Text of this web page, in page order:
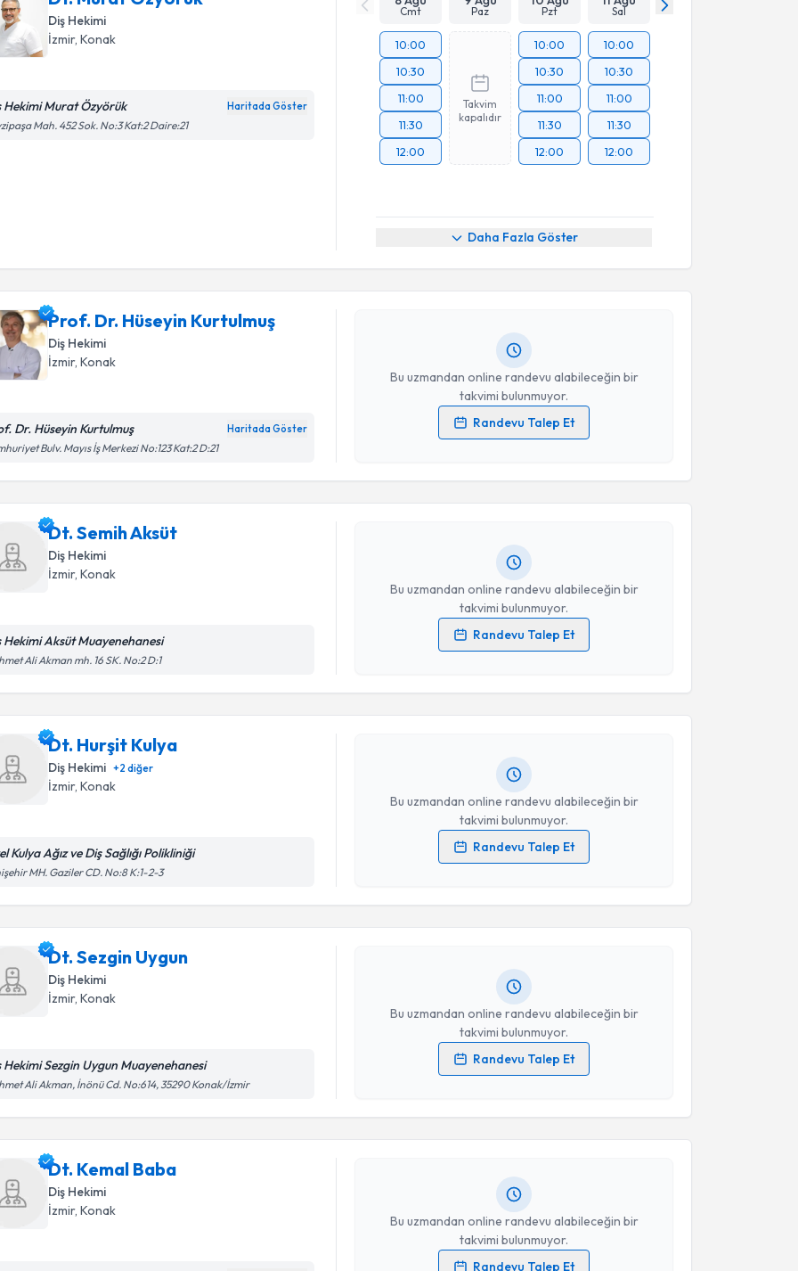
Diş Hekimi
İzmir, Konak
Hekimi Murat Özyörük Haritada Göster
Mah. 452 Sok. No:3 Kat:2 Daire:21
Cmt Paz Pzt Sal
10:00
10:30
11:00
11:30
12:00
Takvim
kapalıdır
10:00
10:30
11:00
11:30
12:00
10:00
10:30
11:00
11:30
12:00
Daha Fazla Göster
Prof. Dr. Hüseyin Kurtulmuş
Diş Hekimi
İzmir, Konak
Dr. Hüseyin Kurtulmuş Haritada Göster
Bulv. Mayıs İş Merkezi No:123 Kat:2 D:21
Bu uzmandan online randevu alabileceğin bir
takvimi bulunmuyor.
Randevu Talep Et
Randevu Takvimi Talebi
Kişisel verilerimin işlenmesine ilişkinAydınlatma Metni
Dt. Semih Aksüt
Diş Hekimi
İzmir, Konak
Hekimi Aksüt Muayenehanesi
Ali Akman mh. 16 SK. No:2 D:1
Bu uzmandan online randevu alabileceğin bir
takvimi bulunmuyor.
Randevu Talep Et
Randevu Takvimi Talebi
Kişisel verilerimin işlenmesine ilişkinAydınlatma Metni
Dt. Hurşit Kulya
Diş Hekimi +2 diğer
İzmir, Konak
Kulya Ağız ve Diş Sağlığı Polikliniği
MH. Gaziler CD. No:8 K:1-2-3
Bu uzmandan online randevu alabileceğin bir
takvimi bulunmuyor.
Randevu Talep Et
Randevu Takvimi Talebi
Kişisel verilerimin işlenmesine ilişkinAydınlatma Metni
Dt. Sezgin Uygun
Diş Hekimi
İzmir, Konak
Hekimi Sezgin Uygun Muayenehanesi
Ali Akman, İnönü Cd. No:614, 35290 Konak/İzmir
Bu uzmandan online randevu alabileceğin bir
takvimi bulunmuyor.
Randevu Talep Et
Randevu Takvimi Talebi
Kişisel verilerimin işlenmesine ilişkinAydınlatma Metni
Dt. Kemal Baba
Diş Hekimi
İzmir, Konak
Bu uzmandan online randevu alabileceğin bir
takvimi bulunmuyor.
Randevu Talep Et
Randevu Takvimi Talebi
uzmandan randevu almanız için bir takvim hazırlandığında e-
posta ile bilgilendireceğiz.